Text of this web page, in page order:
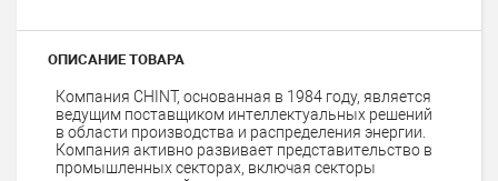
ОПИСАНИЕ ТОВАРА
Компания CHINT, основанная в 1984 году, является
ведущим поставщиком интеллектуальных решений
в области производства и распределения энергии.
Компания активно развивает представительство в
промышленных секторах, включая секторы